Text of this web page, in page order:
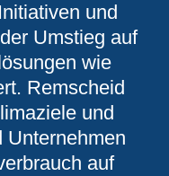
und
Umstieg auf
wie
Remscheid
und
Unternehmen
auf